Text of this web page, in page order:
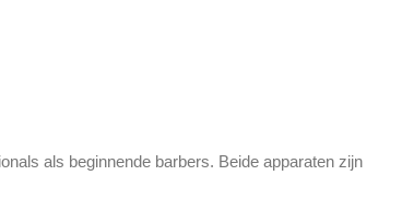
als beginnende barbers. Beide apparaten zijn